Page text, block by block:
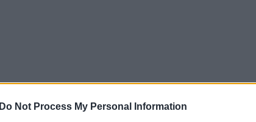
Do Not Process My Personal Information